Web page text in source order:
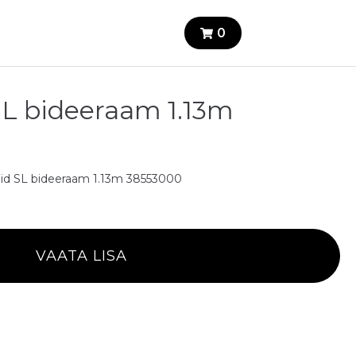
0
bideeraam 1.13m
SL bideeraam 1.13m 38553000
VAATA LISA